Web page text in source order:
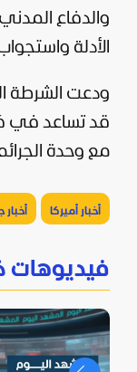
والدفاع
الأدلة
ودعت الشرطة
قد تساعد في
مع وحدة
أخبار أميركا أخبار
فيديوهات